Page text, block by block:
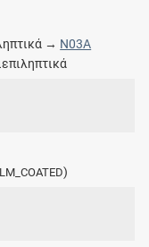
→ N03A
)